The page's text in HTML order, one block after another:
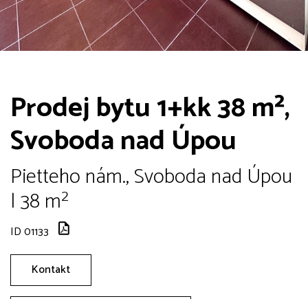
Prodej bytu 1+kk 38 m²,
Svoboda nad Úpou
Pietteho nám., Svoboda nad Úpou
| 38 m²
ID 01133
Kontakt